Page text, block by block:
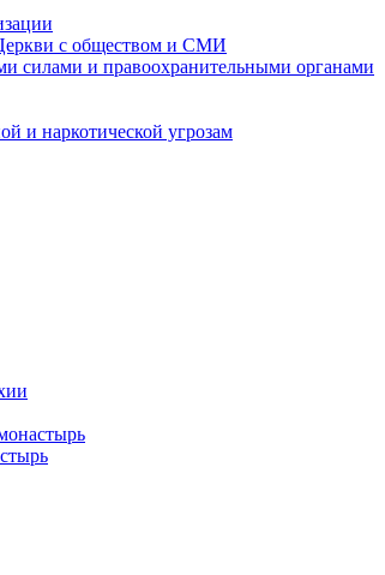
с обществом и СМИ
силами и правоохранительными органами
и наркотической угрозам